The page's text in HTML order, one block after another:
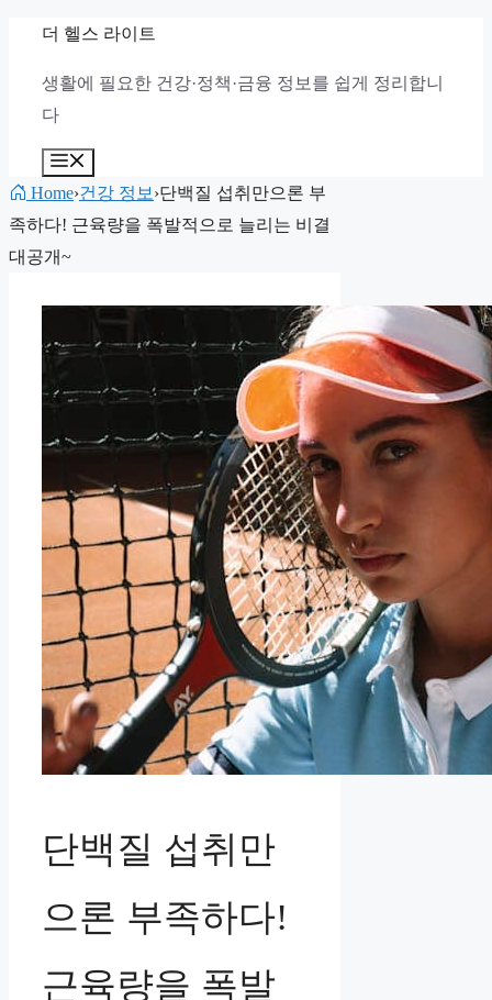
너
뛰
기
더 헬스 라이트
생활에 필요한 건강·정책·금융 정보를 쉽게 정리합니
다
뉴
Home›건강 정보 ›단백질 섭취만으론 부
족하다! 근육량을 폭발적으로 늘리는 비결
대공개~
단백질 섭취만
으론 부족하다!
근육량을 폭발